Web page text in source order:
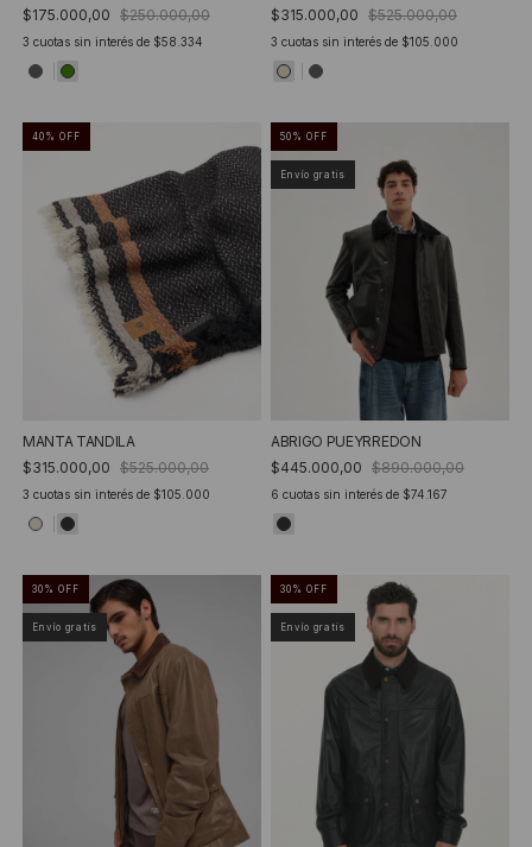
$175.000,00 $250.000,00
3 cuotas sin interés de $58.334
$315.000,00 $525.000,00
3 cuotas sin interés de $105.000
40 % OFF
MANTA TANDILA
$315.000,00 $525.000,00
3 cuotas sin interés de $105.000
50 % OFF
Envío gratis
ABRIGO PUEYRREDON
$445.000,00 $890.000,00
6 cuotas sin interés de $74.167
30 % OFF
Envío gratis
30 % OFF
Envío gratis